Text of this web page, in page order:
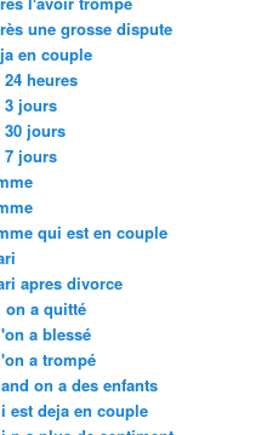
une grosse dispute
en couple
heures
3 jours
30 jours
7 jours
qui est en couple
apres divorce
on a quitté
a blessé
a trompé
on a des enfants
est deja en couple